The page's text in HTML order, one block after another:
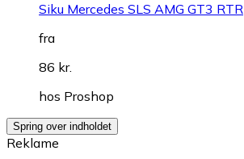
Siku Mercedes SLS AMG GT3 RTR
fra
86 kr.
hos Proshop
Spring over indholdet
Reklame